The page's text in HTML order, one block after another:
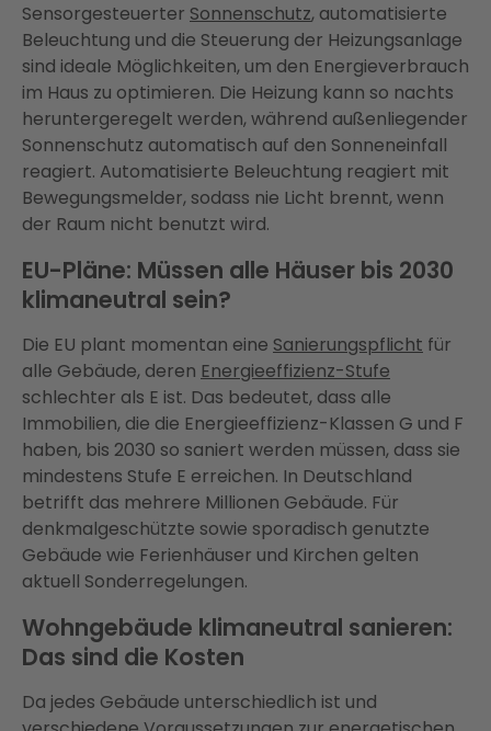
Sensorgesteuerter Sonnenschutz, automatisierte
Beleuchtung und die Steuerung der Heizungsanlage
sind ideale Möglichkeiten, um den Energieverbrauch
im Haus zu optimieren. Die Heizung kann so nachts
heruntergeregelt werden, während außenliegender
Sonnenschutz automatisch auf den Sonneneinfall
reagiert. Automatisierte Beleuchtung reagiert mit
Bewegungsmelder, sodass nie Licht brennt, wenn
der Raum nicht benutzt wird.
EU-Pläne: Müssen alle Häuser bis 2030
klimaneutral sein?
Die EU plant momentan eine Sanierungspflicht für
alle Gebäude, deren Energieeffizienz-Stufe
schlechter als E ist. Das bedeutet, dass alle
Immobilien, die die Energieeffizienz-Klassen G und F
haben, bis 2030 so saniert werden müssen, dass sie
mindestens Stufe E erreichen. In Deutschland
betrifft das mehrere Millionen Gebäude. Für
denkmalgeschützte sowie sporadisch genutzte
Gebäude wie Ferienhäuser und Kirchen gelten
aktuell Sonderregelungen.
Wohngebäude klimaneutral sanieren:
Das sind die Kosten
Da jedes Gebäude unterschiedlich ist und